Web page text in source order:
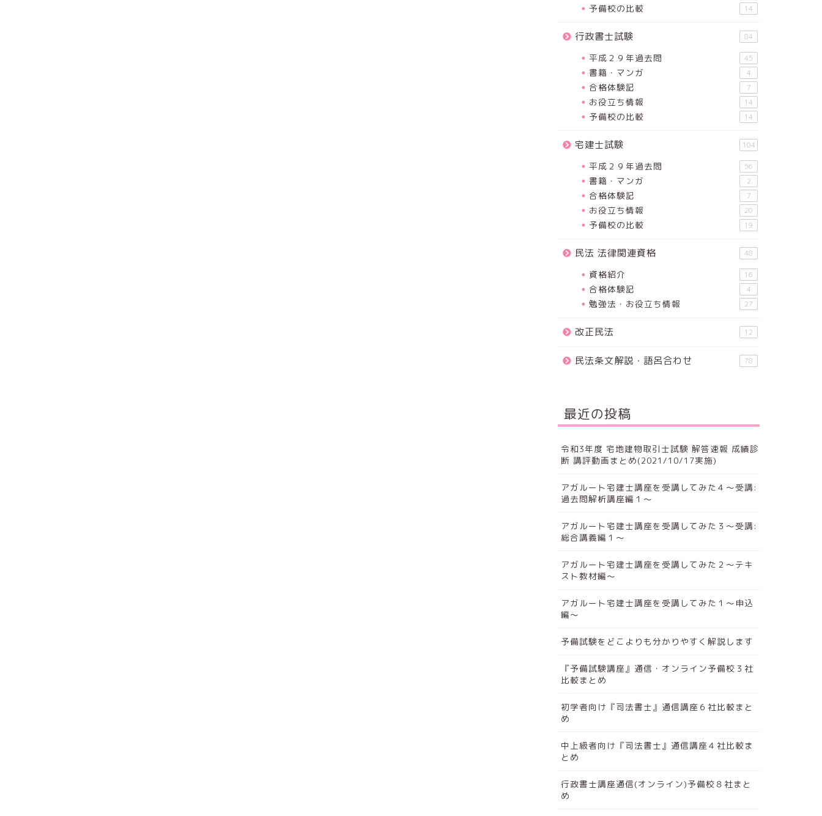
予備校の比較 14
行政書士試験 84
平成２９年過去問 45
書籍・マンガ 4
合格体験記 7
お役立ち情報 14
予備校の比較 14
宅建士試験 104
平成２９年過去問 56
書籍・マンガ 2
合格体験記 7
お役立ち情報 20
予備校の比較 19
民法 法律関連資格 48
資格紹介 16
合格体験記 4
勉強法・お役立ち情報 27
改正民法 12
民法条文解説・語呂合わせ 78
最近の投稿
令和3年度 宅地建物取引士試験 解答速報 成績診
断 講評動画まとめ(2021/10/17実施)
アガルート宅建士講座を受講してみた４～受講:
過去問解析講座編１～
アガルート宅建士講座を受講してみた３～受講:
総合講義編１～
アガルート宅建士講座を受講してみた２～テキ
スト教材編～
アガルート宅建士講座を受講してみた１～申込
編～
予備試験をどこよりも分かりやすく解説します
『予備試験講座』通信・オンライン予備校３社
比較まとめ
初学者向け『司法書士』通信講座６社比較まと
め
中上級者向け『司法書士』通信講座４社比較ま
とめ
行政書士講座通信(オンライン)予備校８社まと
め